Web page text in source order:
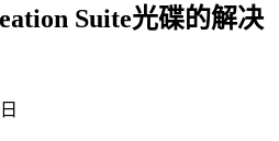
Suite光碟的解决